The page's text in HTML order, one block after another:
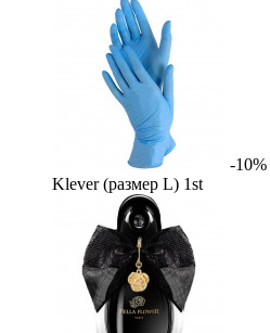
-10%
Klever (размер L) 1st